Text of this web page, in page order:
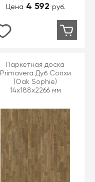
Цена 4 592 руб.
Паркетная доска
Primavera Дуб Сопхи
(Oak Sophie)
14x188x2266 мм